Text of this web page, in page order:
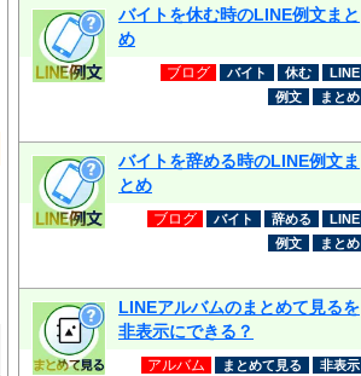
バイトを休む時のLINE例文まと
め
ブログ バイト 休む
LINE
例文
まとめ
バイトを辞める時のLINE例文ま
とめ
ブログ バイト 辞める
LINE
例文
まとめ
LINEアルバムのまとめて見るを
非表示にできる？
アルバム まとめて見る
非表示